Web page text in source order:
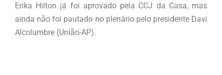
Erika Hilton já foi aprovado pela CCJ da Casa, mas
ainda não foi pautado no plenário pelo presidente Davi
Alcolumbre (União-AP).